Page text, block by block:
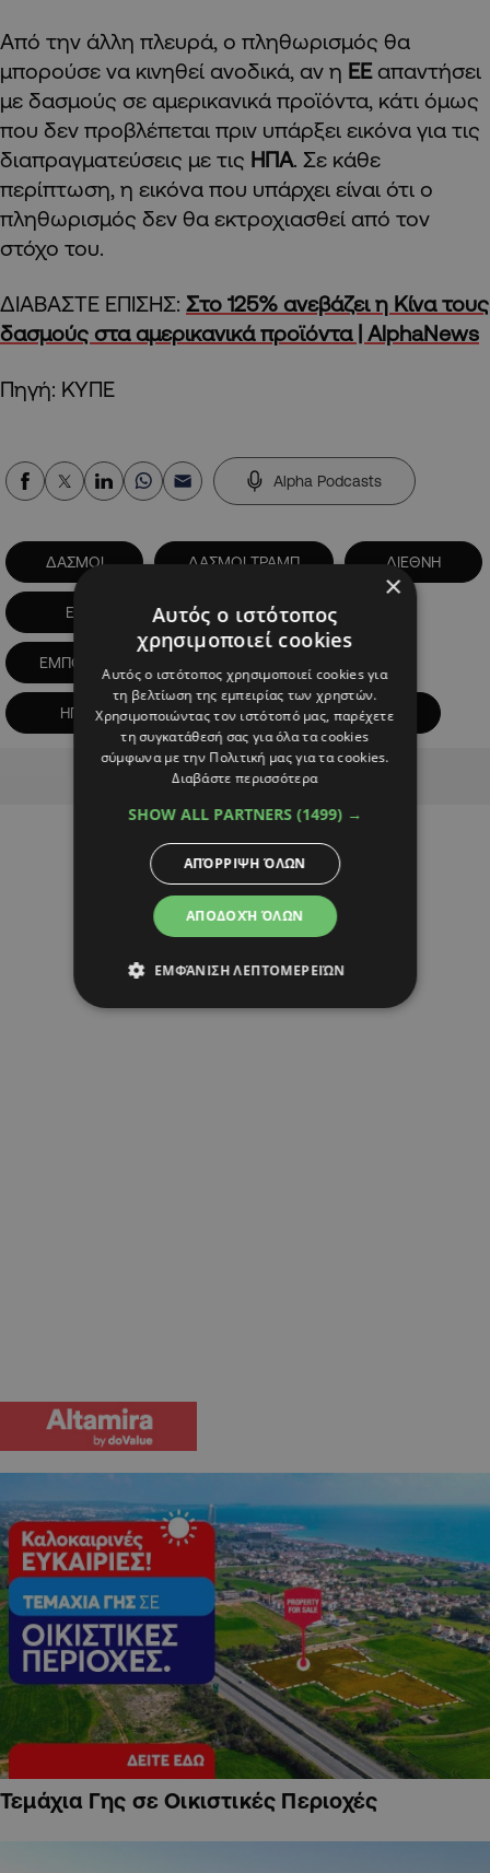
Από την άλλη πλευρά, ο πληθωρισμός θα
μπορούσε να κινηθεί ανοδικά, αν η ΕΕ απαντήσει
με δασμούς σε αμερικανικά προϊόντα, κάτι όμως
που δεν προβλέπεται πριν υπάρξει εικόνα για τις
διαπραγματεύσεις με τις ΗΠΑ. Σε κάθε
περίπτωση, η εικόνα που υπάρχει είναι ότι ο
πληθωρισμός δεν θα εκτροχιασθεί από τον
στόχο του.
ΔΙΑΒΑΣΤΕ ΕΠΙΣΗΣ: Στο 125% ανεβάζει η Κίνα τους
δασμούς στα αμερικανικά προϊόντα | AlphaNews
Πηγή: ΚΥΠΕ
Alpha Podcasts
ΔΑΣΜΟΙ ΔΑΣΜΟΙ ΤΡΑΜΠ ΔΙΕΘΝΗ
ΕΕ ΕΚΤ
ΕΜΠΟΡΙΚΟΣ ΠΟΛΕΜΟΣ
ΗΠΑ ΚΟΣΜΟΣ ΤΡΑΜΠ
Advertisement
Τεμάχια Γης σε Οικιστικές Περιοχές
×
Αυτός ο ιστότοπος
χρησιμοποιεί cookies
Αυτός ο ιστότοπος χρησιμοποιεί cookies για
τη βελτίωση της εμπειρίας των χρηστών.
Χρησιμοποιώντας τον ιστότοπό μας, παρέχετε
τη συγκατάθεσή σας για όλα τα cookies
σύμφωνα με την Πολιτική μας για τα cookies.
Διαβάστε περισσότερα
SHOW ALL PARTNERS (1499) →
ΑΠΟΔΟΧΉ ΌΛΩΝ
ΑΠΌΡΡΙΨΗ ΌΛΩΝ
ΕΜΦΆΝΙΣΗ ΛΕΠΤΟΜΕΡΕΙΏΝ